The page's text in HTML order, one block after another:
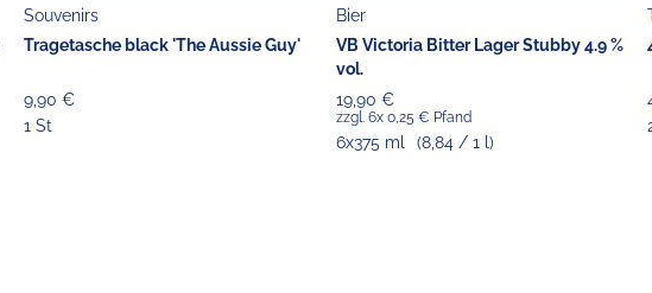
Souvenirs
Tragetasche black 'The Aussie Guy'
9,90 €
1 St
Bier
VB Victoria Bitter Lager Stubby 4.9 %
vol.
19,90 €
zzgl. 6x 0,25 € Pfand
6x375 ml (8,84 / 1 l)